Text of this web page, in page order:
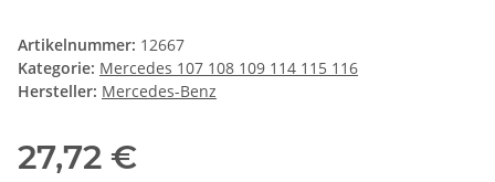
Artikelnummer: 12667
Kategorie: Mercedes 107 108 109 114 115 116
Hersteller: Mercedes-Benz
27,72 €